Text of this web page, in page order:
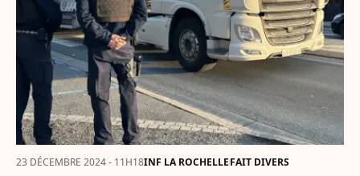
23 DÉCEMBRE 2024 - 11H18INF LA ROCHELLEFAIT DIVERS